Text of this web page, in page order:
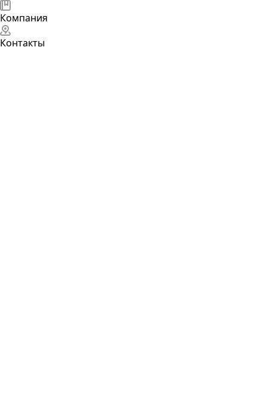
Компания
Контакты